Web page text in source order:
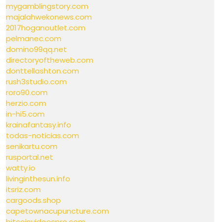
mygamblingstory.com
majalahwekonews.com
2017hoganoutlet.com
pelmanec.com
domino99qq.net
directoryoftheweb.com
donttellashton.com
rush3studio.com
roro90.com
herzio.com
in-hi5.com
krainafantasy.info
todas-noticias.com
senikartu.com
rusportal.net
watty.io
livinginthesun.info
itsriz.com
cargoods.shop
capetownacupuncture.com